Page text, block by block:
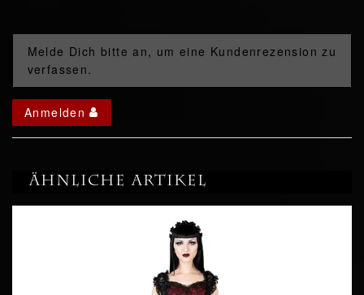
Melde Dich bitte an, um eine Kundenrezension zu
verfassen.
Anmelden
Ähnliche Artikel